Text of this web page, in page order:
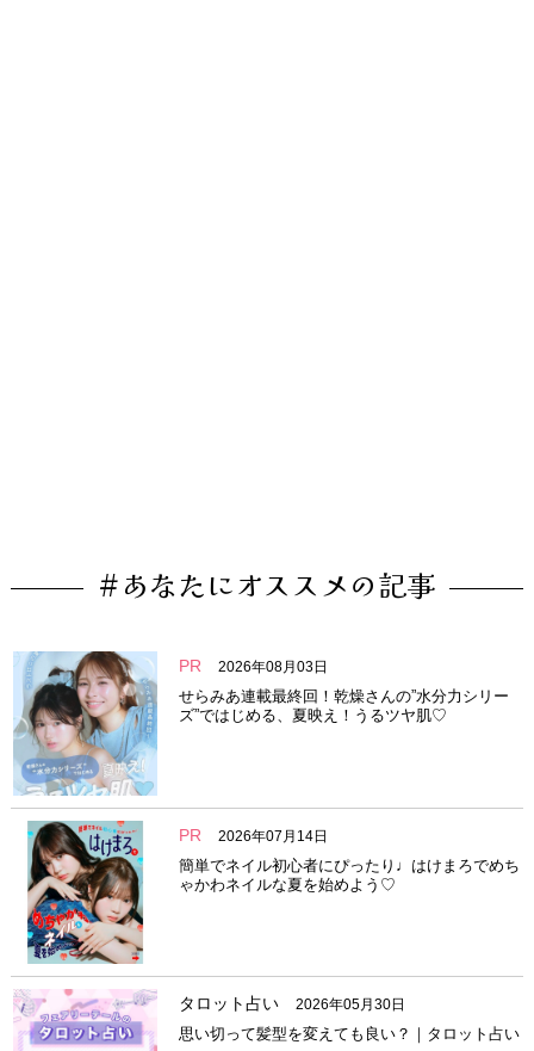
#あなたにオススメの記事
PR 2026年08月03日
せらみあ連載最終回！乾燥さんの”水分力シリー
ズ”ではじめる、夏映え！うるツヤ肌♡
PR 2026年07月14日
簡単でネイル初心者にぴったり♩はけまろでめち
ゃかわネイルな夏を始めよう♡
タロット占い 2026年05月30日
思い切って髪型を変えても良い？｜タロット占い